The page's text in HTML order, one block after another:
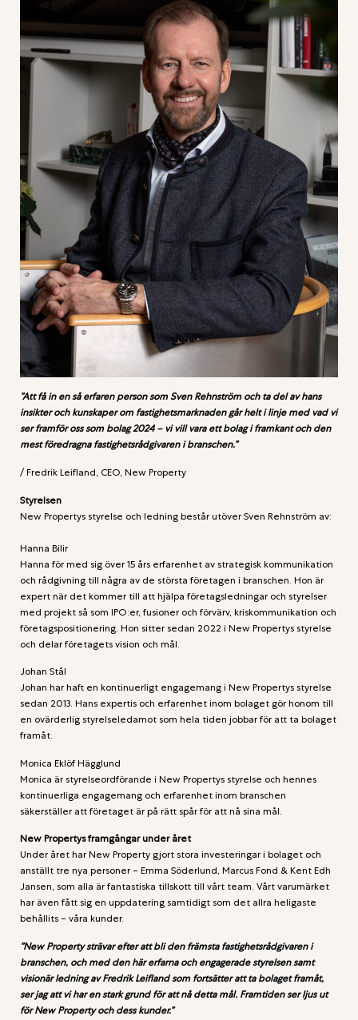
”Att få in en så erfaren person som Sven Rehnström och ta del av hans
insikter och kunskaper om fastighetsmarknaden går helt i linje med vad vi
ser framför oss som bolag 2024 – vi vill vara ett bolag i framkant och den
mest föredragna fastighetsrådgivaren i branschen.”
/ Fredrik Leifland, CEO, New Property
Styrelsen
New Propertys styrelse och ledning består utöver Sven Rehnström av:
Hanna Bilir
Hanna för med sig över 15 års erfarenhet av strategisk kommunikation
och rådgivning till några av de största företagen i branschen. Hon är
expert när det kommer till att hjälpa företagsledningar och styrelser
med projekt så som IPO:er, fusioner och förvärv, kriskommunikation och
företagspositionering. Hon sitter sedan 2022 i New Propertys styrelse
och delar företagets vision och mål.
Johan Stål
Johan har haft en kontinuerligt engagemang i New Propertys styrelse
sedan 2013. Hans expertis och erfarenhet inom bolaget gör honom till
en ovärderlig styrelseledamot som hela tiden jobbar för att ta bolaget
framåt.
Monica Eklöf Hägglund
Monica är styrelseordförande i New Propertys styrelse och hennes
kontinuerliga engagemang och erfarenhet inom branschen
säkerställer att företaget är på rätt spår för att nå sina mål.
New Propertys framgångar under året
Under året har New Property gjort stora investeringar i bolaget och
anställt tre nya personer – Emma Söderlund, Marcus Fond & Kent Edh
Jansen, som alla är fantastiska tillskott till vårt team. Vårt varumärket
har även fått sig en uppdatering samtidigt som det allra heligaste
behållits – våra kunder.
”New Property strävar efter att bli den främsta fastighetsrådgivaren i
branschen, och med den här erfarna och engagerade styrelsen samt
visionär ledning av Fredrik Leifland som fortsätter att ta bolaget framåt,
ser jag att vi har en stark grund för att nå detta mål. Framtiden ser ljus ut
för New Property och dess kunder.”